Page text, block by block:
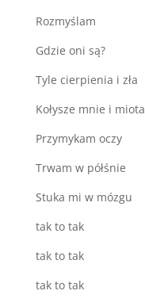
Rozmyślam
Gdzie oni są?
Tyle cierpienia i zła
Kołysze mnie i miota
Przymykam oczy
Trwam w półśnie
Stuka mi w mózgu
tak to tak
tak to tak
tak to tak